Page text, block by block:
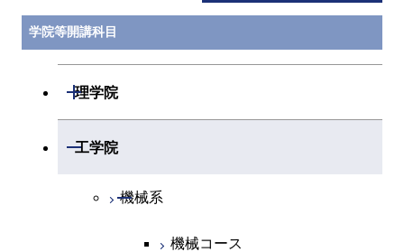
学院等開講科目
理学院
開閉
物理学系
物理学コース
工学院
開閉
機械系
開閉
機械コース